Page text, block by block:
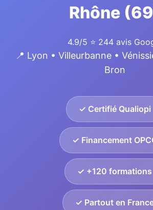
Rhône
4.9/5 ⭐ 244 avis
📍 Lyon • Villeurbanne •
Bron
✓ Certifié Qualiopi
✓ Financement
✓ +120 formations
✓ Partout en